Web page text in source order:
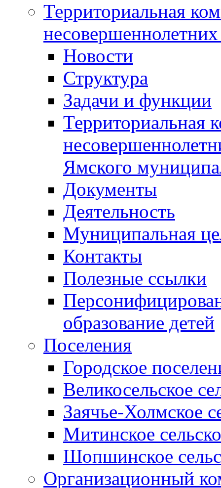
Территориальная
Новости
Структура
Задачи и функции
Территориальная
Ямского
Документы
Деятельность
Муниципальная
Контакты
Полезные ссылки
образование детей
Поселения
Городское
Великосельское
Заячье-Холмское
Митинское
Шопшинское
Организационный